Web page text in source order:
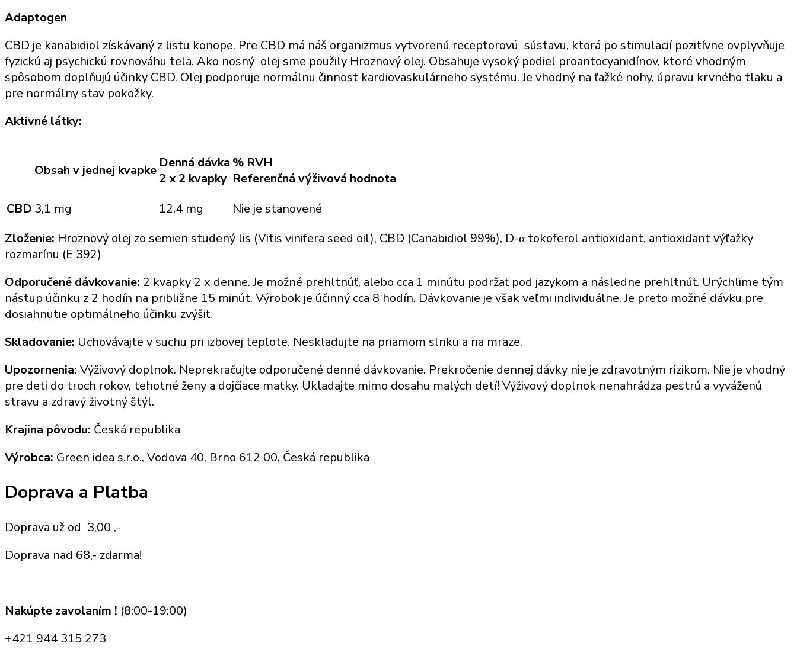
Adaptogen
CBD je kanabidiol získávaný z listu konope. Pre CBD má náš organizmus vytvorenú receptorovú sústavu, ktorá po stimulacií pozitívne ovplyvňuje
fyzickú aj psychickú rovnováhu tela. Ako nosný olej sme použily Hroznový olej. Obsahuje vysoký podiel proantocyanidínov, ktoré vhodným
spôsobom doplňujú účinky CBD. Olej podporuje normálnu činnost kardiovaskulárneho systému. Je vhodný na ťažké nohy, úpravu krvného tlaku a
pre normálny stav pokožky.
Aktivné látky:
Obsah v jednej kvapke Denná dávka
2 x 2 kvapky
% RVH
Referenčná výživová hodnota
CBD 3,1 mg 12,4 mg
Nie je stanovené
Zloženie: Hroznový olej zo semien studený lis (Vitis vinifera seed oil), CBD (Canabidiol 99%), D-α tokoferol antioxidant, antioxidant výťažky
rozmarínu (E 392)
Odporučené dávkovanie: 2 kvapky 2 x denne. Je možné prehltnúť, alebo cca 1 minútu podržať pod jazykom a následne prehltnúť. Urýchlime tým
nástup účinku z 2 hodín na približne 15 minút. Výrobok je účinný cca 8 hodín. Dávkovanie je však veľmi individuálne. Je preto možné dávku pre
dosiahnutie optimálneho účinku zvýšiť.
Skladovanie: Uchovávajte v suchu pri izbovej teplote. Neskladujte na priamom slnku a na mraze.
Upozornenia: Výživový doplnok. Neprekračujte odporučené denné dávkovanie. Prekročenie dennej dávky nie je zdravotným rizikom. Nie je vhodný
pre deti do troch rokov, tehotné ženy a dojčiace matky. Ukladajte mimo dosahu malých detí! Výživový doplnok nenahrádza pestrú a vyváženú
stravu a zdravý životný štýl.
Krajina pôvodu: Česká republika
Výrobca: Green idea s.r.o., Vodova 40, Brno 612 00, Česká republika
Doprava a Platba
Doprava už od 3,00 ,-
Doprava nad 68,- zdarma!
Nakúpte zavolaním ! (8:00-19:00)
+421 944 315 273